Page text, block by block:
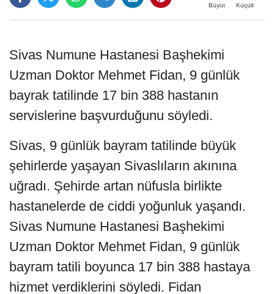
Büyüt Küçült
Sivas Numune Hastanesi Başhekimi
Uzman Doktor Mehmet Fidan, 9 günlük
bayrak tatilinde 17 bin 388 hastanın
servislerine başvurduğunu söyledi.
Sivas, 9 günlük bayram tatilinde büyük
şehirlerde yaşayan Sivaslıların akınına
uğradı. Şehirde artan nüfusla birlikte
hastanelerde de ciddi yoğunluk yaşandı.
Sivas Numune Hastanesi Başhekimi
Uzman Doktor Mehmet Fidan, 9 günlük
bayram tatili boyunca 17 bin 388 hastaya
hizmet verdiklerini söyledi. Fidan